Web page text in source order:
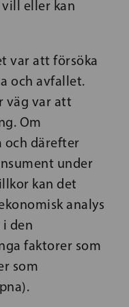
eller kan
var att försöka
och avfallet.
väg var att
Om
och därefter
under
kan det
analys
den
faktorer som
som